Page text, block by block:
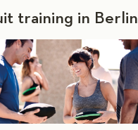
training in Berlin